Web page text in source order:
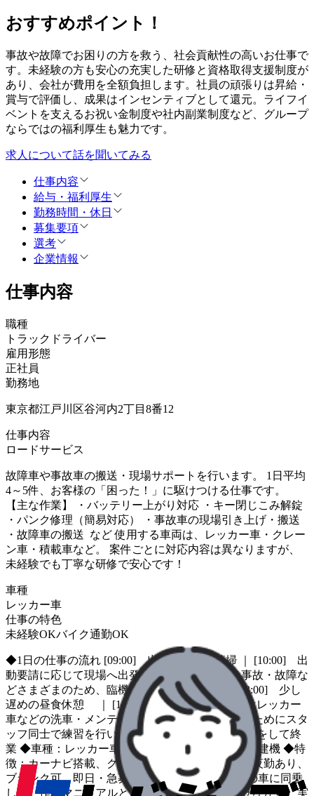
おすすめポイント！
事故や故障でお困りの方を救う、社会貢献性の高いお仕事で
す。未経験の方も安心の充実した研修と資格取得支援制度が
あり、会社が費用を全額負担します。社員の頑張りは昇給・
賞与で評価し、成果はインセンティブとして還元。ライフイ
ベントを支えるお祝い金制度や社内副業制度など、グループ
ならではの福利厚生も魅力です。
求人について話を聞いてみる
仕事内容
給与・福利厚生
勤務時間・休日
募集要項
選考
企業情報
仕事内容
職種
トラックドライバー
雇用形態
正社員
勤務地
東京都江戸川区谷河内2丁目8番12
仕事内容
ロードサービス
故障車や事故車の搬送・現場サポートを行います。 1日平均
4～5件、お客様の「困った！」に駆けつける仕事です。
【主な作業】 ・バッテリー上がり対応 ・キー閉じこみ解錠
・パンク修理（簡易対応） ・事故車の現場引き上げ・搬送
・故障車の搬送 など 使用する車両は、レッカー車・クレー
ン車・積載車など。 案件ごとに対応内容は異なりますが、
未経験でも丁寧な研修で安心です！
車種
レッカー車
仕事の特色
未経験OKバイク通勤OK
◆1日の仕事の流れ [09:00] 出勤・朝礼・清掃 ｜ [10:00] 出
動要請に応じて現場へ出発 トラブルの原因は事故・故障な
どさまざまのため、臨機応変に対応します ｜ [13:00] 少し
遅めの昼食休憩 ｜ [14:00] 出動要請がない時はレッカー
車などの洗車・メンテナンスや、スキルアップのためにスタ
ッフ同士で練習を行います ｜ [19:00] 翌日の準備をして終
業 ◆車種：レッカー車 ◆輸送品目：車両・二輪・建機 ◆特
徴：カーナビ搭載、クレーン、複数拠点募集中、夜勤あり、
ブランク可、即日・急募 ◆教育制度 ・先輩社員の車に同乗
して、作業マニュアルと実際の現場を突き合わせながら、実